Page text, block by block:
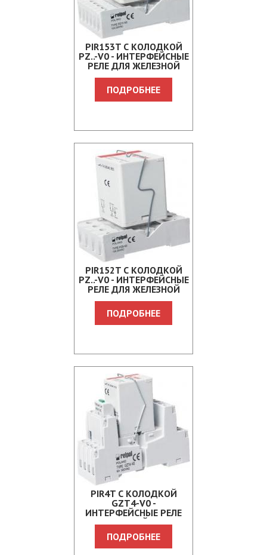
PIR153T С КОЛОДКОЙ
PZ..-V0 - ИНТЕРФЕЙСНЫЕ
РЕЛЕ ДЛЯ ЖЕЛЕЗНОЙ
ДОРОГИ
ПОДРОБНЕЕ
PIR152T С КОЛОДКОЙ
PZ..-V0 - ИНТЕРФЕЙСНЫЕ
РЕЛЕ ДЛЯ ЖЕЛЕЗНОЙ
ДОРОГИ
ПОДРОБНЕЕ
PIR4T С КОЛОДКОЙ
GZT4-V0 -
ИНТЕРФЕЙСНЫЕ РЕЛЕ
ДЛЯ ЖЕЛЕЗНОЙ ДОРОГИ
ПОДРОБНЕЕ